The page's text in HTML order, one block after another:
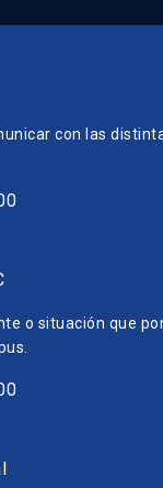
con las
o situación que